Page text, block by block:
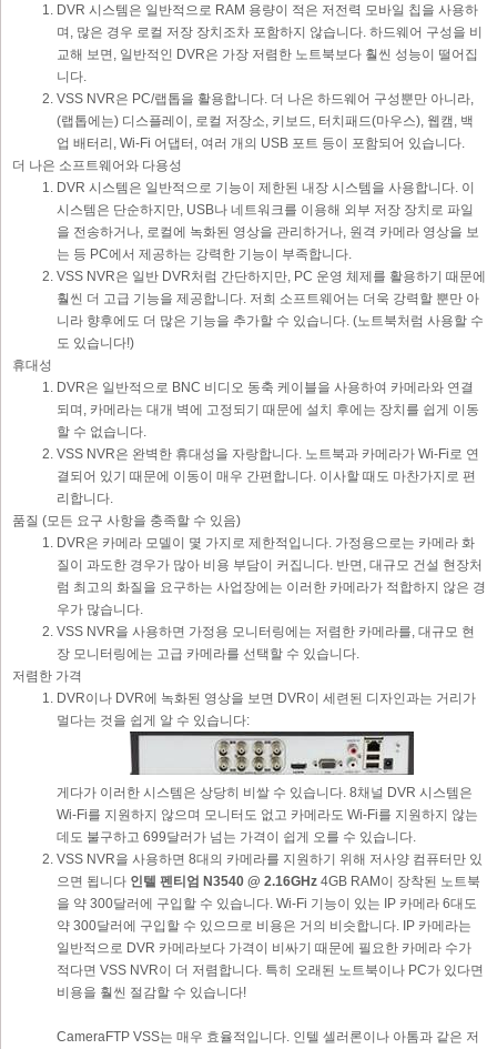
DVR 시스템은 일반적으로 RAM 용량이 적은 저전력 모바일 칩을 사용하
며, 많은 경우 로컬 저장 장치조차 포함하지 않습니다. 하드웨어 구성을 비
교해 보면, 일반적인 DVR은 가장 저렴한 노트북보다 훨씬 성능이 떨어집
니다.
VSS NVR은 PC/랩톱을 활용합니다. 더 나은 하드웨어 구성뿐만 아니라,
(랩톱에는) 디스플레이, 로컬 저장소, 키보드, 터치패드(마우스), 웹캠, 백
업 배터리, Wi-Fi 어댑터, 여러 개의 USB 포트 등이 포함되어 있습니다.
더 나은 소프트웨어와 다용성
DVR 시스템은 일반적으로 기능이 제한된 내장 시스템을 사용합니다. 이
시스템은 단순하지만, USB나 네트워크를 이용해 외부 저장 장치로 파일
을 전송하거나, 로컬에 녹화된 영상을 관리하거나, 원격 카메라 영상을 보
는 등 PC에서 제공하는 강력한 기능이 부족합니다.
VSS NVR은 일반 DVR처럼 간단하지만, PC 운영 체제를 활용하기 때문에
훨씬 더 고급 기능을 제공합니다. 저희 소프트웨어는 더욱 강력할 뿐만 아
니라 향후에도 더 많은 기능을 추가할 수 있습니다. (노트북처럼 사용할 수
도 있습니다!)
휴대성
DVR은 일반적으로 BNC 비디오 동축 케이블을 사용하여 카메라와 연결
되며, 카메라는 대개 벽에 고정되기 때문에 설치 후에는 장치를 쉽게 이동
할 수 없습니다.
VSS NVR은 완벽한 휴대성을 자랑합니다. 노트북과 카메라가 Wi-Fi로 연
결되어 있기 때문에 이동이 매우 간편합니다. 이사할 때도 마찬가지로 편
리합니다.
품질 (모든 요구 사항을 충족할 수 있음)
DVR은 카메라 모델이 몇 가지로 제한적입니다. 가정용으로는 카메라 화
질이 과도한 경우가 많아 비용 부담이 커집니다. 반면, 대규모 건설 현장처
럼 최고의 화질을 요구하는 사업장에는 이러한 카메라가 적합하지 않은 경
우가 많습니다.
VSS NVR을 사용하면 가정용 모니터링에는 저렴한 카메라를, 대규모 현
장 모니터링에는 고급 카메라를 선택할 수 있습니다.
저렴한 가격
DVR이나 DVR에 녹화된 영상을 보면 DVR이 세련된 디자인과는 거리가
멀다는 것을 쉽게 알 수 있습니다:
게다가 이러한 시스템은 상당히 비쌀 수 있습니다. 8채널 DVR 시스템은
Wi-Fi를 지원하지 않으며 모니터도 없고 카메라도 Wi-Fi를 지원하지 않는
데도 불구하고 699달러가 넘는 가격이 쉽게 오를 수 있습니다.
VSS NVR을 사용하면 8대의 카메라를 지원하기 위해 저사양 컴퓨터만 있
으면 됩니다 인텔 펜티엄 N3540 @ 2.16GHz 4GB RAM이 장착된 노트북
을 약 300달러에 구입할 수 있습니다. Wi-Fi 기능이 있는 IP 카메라 6대도
약 300달러에 구입할 수 있으므로 비용은 거의 비슷합니다. IP 카메라는
일반적으로 DVR 카메라보다 가격이 비싸기 때문에 필요한 카메라 수가
적다면 VSS NVR이 더 저렴합니다. 특히 오래된 노트북이나 PC가 있다면
비용을 훨씬 절감할 수 있습니다!
CameraFTP VSS는 매우 효율적입니다. 인텔 셀러론이나 아톰과 같은 저